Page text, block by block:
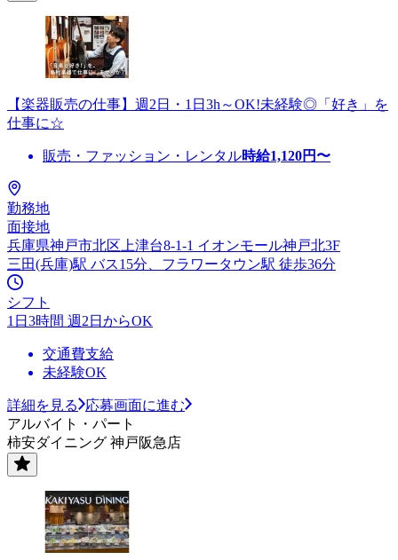
【楽器販売の仕事】週2日・1日3h～OK!未経験◎「好き」を
仕事に☆
販売・ファッション・レンタル時給1,120円〜
勤務地
面接地
兵庫県神戸市北区上津台8-1-1 イオンモール神戸北3F
三田(兵庫)駅 バス15分、フラワータウン駅 徒歩36分
シフト
1日3時間 週2日からOK
交通費支給
未経験OK
詳細を見る
応募画面に進む
アルバイト・パート
柿安ダイニング 神戸阪急店